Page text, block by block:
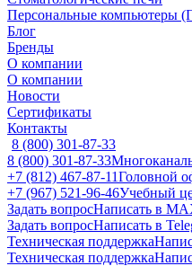
Персональные компьютеры
Блог
Бренды
О компании
О компании
Новости
Сертификаты
Контакты
8 (800) 301-87-33
8 (800) 301-87-33
+7 (812) 467-87-11Головной
+7 (967) 521-96-46Учебный
Задать вопросНаписать в
Задать вопросНаписать в
Техническая поддержка
Техническая поддержка